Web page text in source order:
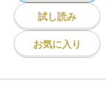
試し読み
お気に入り